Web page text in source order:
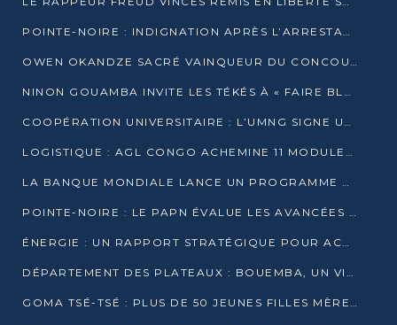
POINTE-NOIRE : INDIGNATION APRÈS L’ARRESTATION DU RAPPEUR FREUD VINCES
OWEN OKANDZE SACRÉ VAINQUEUR DU CONCOURS SLAM POUR LA VIE
NINON GOUAMBA INVITE LES TÉKÉS À « FAIRE BLOC » POUR PESER DANS LE DÉBAT NATIONAL
COOPÉRATION UNIVERSITAIRE : L’UMNG SIGNE UN ACCORD STRATÉGIQUE AVEC L’UNIVERSITÉ HAINAN EN CHINE
LOGISTIQUE : AGL CONGO ACHEMINE 11 MODULES GÉANTS JUSQU’À BRAZZAVILLE
LA BANQUE MONDIALE LANCE UN PROGRAMME DE 394 MILLIONS DE DOLLARS POUR LE BASSIN DU CONGO
POINTE-NOIRE : LE PAPN ÉVALUE LES AVANCÉES DU MÔLE EST
ÉNERGIE : UN RAPPORT STRATÉGIQUE POUR ACCÉLÉRER LA TRANSITION AU CONGO
DÉPARTEMENT DES PLATEAUX : BOUEMBA, UN VIVIER ÉCONOMIQUE PRÊT À EXPLOSER
GOMA TSÉ-TSÉ : PLUS DE 50 JEUNES FILLES MÈRES SENSIBILISÉES À LA SANTÉ SEXUELLE